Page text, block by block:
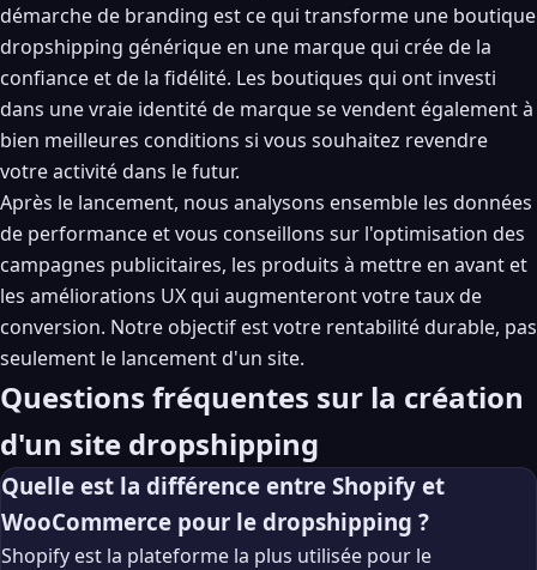
démarche de branding est ce qui transforme une boutique
dropshipping générique en une marque qui crée de la
confiance et de la fidélité. Les boutiques qui ont investi
dans une vraie identité de marque se vendent également à
bien meilleures conditions si vous souhaitez revendre
votre activité dans le futur.
Après le lancement, nous analysons ensemble les données
de performance et vous conseillons sur l'optimisation des
campagnes publicitaires, les produits à mettre en avant et
les améliorations UX qui augmenteront votre taux de
conversion. Notre objectif est votre rentabilité durable, pas
seulement le lancement d'un site.
Questions fréquentes sur la création
d'un site dropshipping
Quelle est la différence entre Shopify et
WooCommerce pour le dropshipping ?
Shopify est la plateforme la plus utilisée pour le